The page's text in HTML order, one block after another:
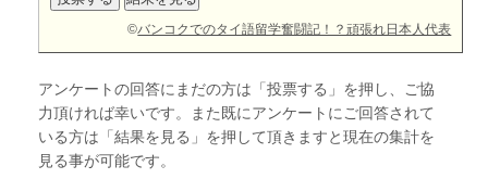
©バンコクでのタイ語留学奮闘記！？頑張れ日本人代表
アンケートの回答にまだの方は「投票する」を押し、ご協
力頂ければ幸いです。また既にアンケートにご回答されて
いる方は「結果を見る」を押して頂きますと現在の集計を
見る事が可能です。